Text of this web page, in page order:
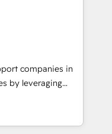
that sets your
Unlock your
et le pilotage
de données. 🚀
vos logiciels
🎓
companies in
by leveraging
marketing and
Our offer spans
specialize in CRM